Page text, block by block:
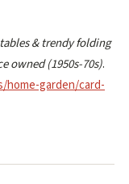
& trendy folding
owned (1950s-70s).
home-garden/card-